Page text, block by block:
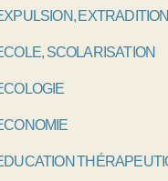
EXTRADITION
SCOLARISATION